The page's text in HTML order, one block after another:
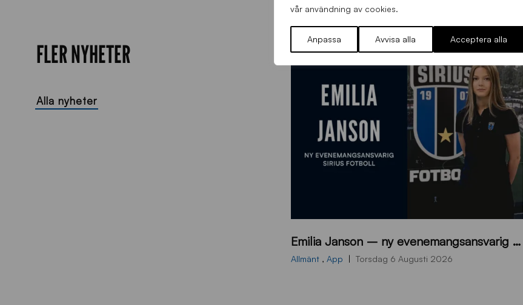
vår användning av cookies.
Anpassa Avvisa alla Acceptera alla
FLER NYHETER
Alla nyheter
0
0
Emilia Janson – ny evenemangsansvarig för Sirius Fotboll
Allmänt , App Torsdag 6 Augusti 2026